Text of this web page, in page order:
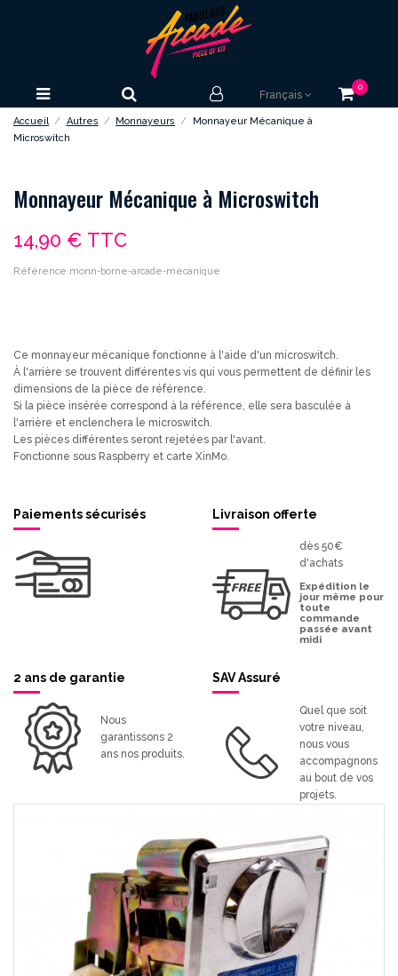
Français
0
Accueil Autres Monnayeurs
Monnayeur Mécanique à
Microswitch
Monnayeur Mécanique à Microswitch
14,90 € TTC
Référence monn-borne-arcade-mecanique
Ce monnayeur mécanique fonctionne à l'aide d'un microswitch.
À l'arrière se trouvent différentes vis qui vous permettent de définir les
dimensions de la pièce de référence.
Si la pièce insérée correspond à la référence, elle sera basculée à
l'arrière et enclenchera le microswitch.
Les pièces différentes seront rejetées par l'avant.
Fonctionne sous Raspberry et carte XinMo.
Paiements sécurisés Livraison offerte
dès 50€
d'achats
Expédition le
jour même pour
toute
commande
passée avant
midi
2 ans de garantie
Nous
garantissons 2
ans nos produits.
SAV Assuré
Quel que soit
votre niveau,
nous vous
accompagnons
au bout de vos
projets.